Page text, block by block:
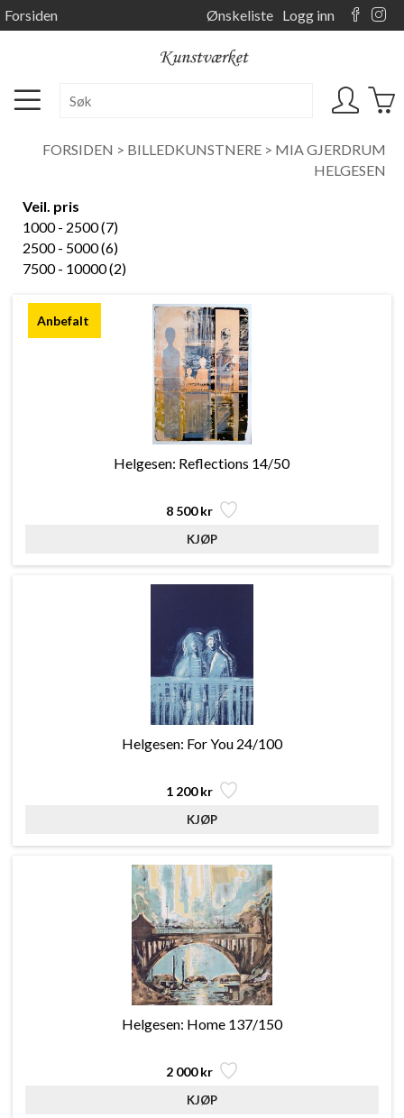
Forsiden Ønskeliste Logg inn
FORSIDEN > BILLEDKUNSTNERE > MIA GJERDRUM
HELGESEN
Veil. pris
1000 - 2500 (7)
2500 - 5000 (6)
7500 - 10000 (2)
Helgesen: Reflections 14/50
8 500 kr
Helgesen: For You 24/100
1 200 kr
Helgesen: Home 137/150
2 000 kr